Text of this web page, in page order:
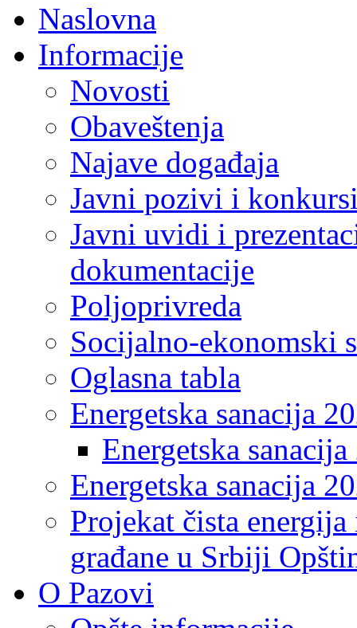
Naslovna
Informacije
Novosti
Obaveštenja
Najave događaja
Javni pozivi i
Javni uvidi i
dokumentacije
Poljoprivreda
Socijalno-ekonomski
Oglasna tabla
Energetska sanacija
Energetska
Energetska sanacija
Projekat čista
građane u Srbiji
O Pazovi